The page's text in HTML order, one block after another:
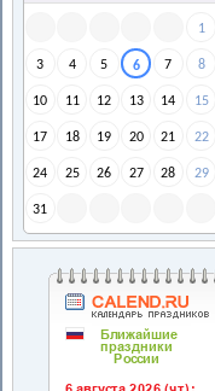
1
3 4 5 6 7 8
10 11 12 13 14 15
17 18 19 20 21 22
24 25 26 27 28 29
31